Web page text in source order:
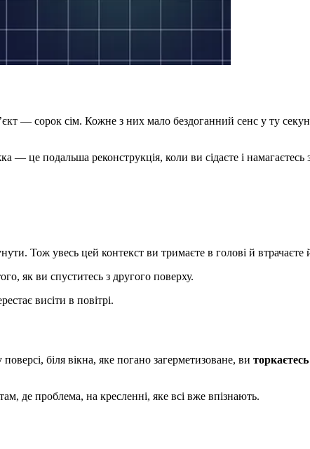
— сорок сім. Кожне з них мало бездоганний сенс у ту
— це подальша реконструкція, коли ви сідаєте і намагаєтесь
Тож увесь цей контекст ви тримаєте в голові й
як ви спуститесь з другого поверху.
висіти в повітрі.
біля вікна, яке погано загерметизоване, ви
де проблема, на кресленні, яке всі вже впізнають.